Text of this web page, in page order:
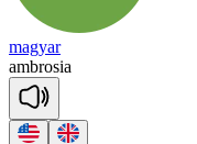
magyar
ambrosia